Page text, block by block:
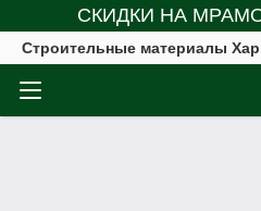
СКИДКИ НА
Строительные материалы